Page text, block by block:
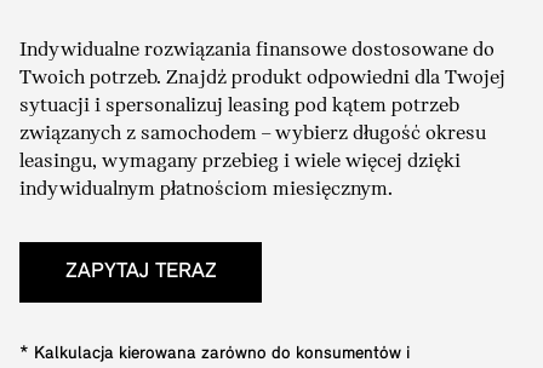
Indywidualne rozwiązania finansowe dostosowane do
Twoich potrzeb. Znajdź produkt odpowiedni dla Twojej
sytuacji i spersonalizuj leasing pod kątem potrzeb
związanych z samochodem – wybierz długość okresu
leasingu, wymagany przebieg i wiele więcej dzięki
indywidualnym płatnościom miesięcznym.
ZAPYTAJ TERAZ
* Kalkulacja kierowana zarówno do konsumentów i